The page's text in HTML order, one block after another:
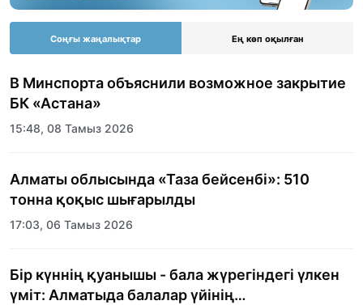
Соңғы жаңалықтар Ең көп оқылған
В Минспорта объяснили возможное закрытие
БК «Астана»
15:48, 08 Тамыз 2026
Алматы облысында «Таза бейсенбі»: 510
тонна қоқыс шығарылды
17:03, 06 Тамыз 2026
Бір күннің қуанышы - бала жүрегіндегі үлкен
үміт: Алматыда балалар үйінің